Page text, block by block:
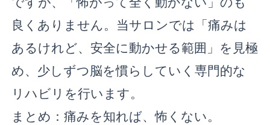
良くありません。当サロンでは「痛みは
あるけれど、安全に動かせる範囲」を見極
め、少しずつ脳を慣らしていく専門的な
リハビリを行います。
まとめ：痛みを知れば、怖くない。